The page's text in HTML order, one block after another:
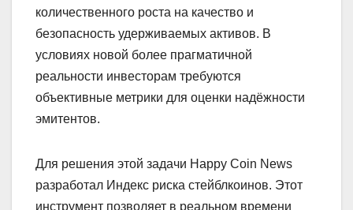
количественного роста на качество и
безопасность удерживаемых активов. В
условиях новой более прагматичной
реальности инвесторам требуются
объективные метрики для оценки надёжности
эмитентов.
Для решения этой задачи Happy Coin News
разработал Индекс риска стейблкоинов. Этот
инструмент позволяет в реальном времени